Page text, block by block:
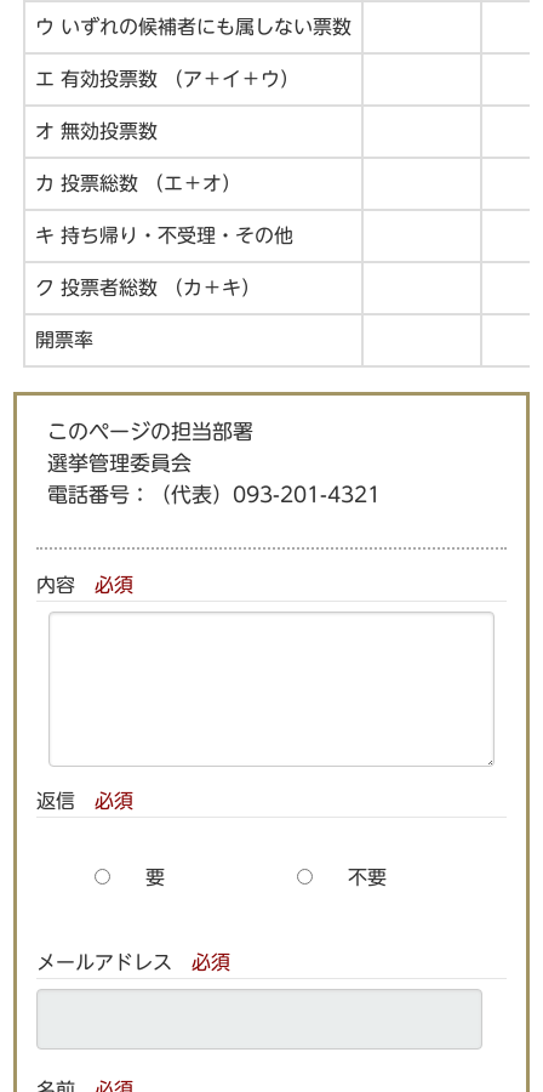
ウ いずれの候補者にも属しない票数
エ 有効投票数 （ア＋イ＋ウ）
オ 無効投票数
カ 投票総数 （エ＋オ）
キ 持ち帰り・不受理・その他
ク 投票者総数 （カ＋キ）
開票率
このページの担当部署
選挙管理委員会
電話番号：
（代表）093-201-4321
内容 必須
返信 必須
要 不要
メールアドレス 必須